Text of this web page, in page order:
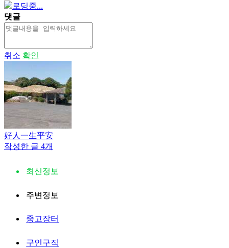
로딩중...
댓글
취소 확인
好人一生平安
작성한 글 4개
최신정보
주변정보
중고장터
구인구직